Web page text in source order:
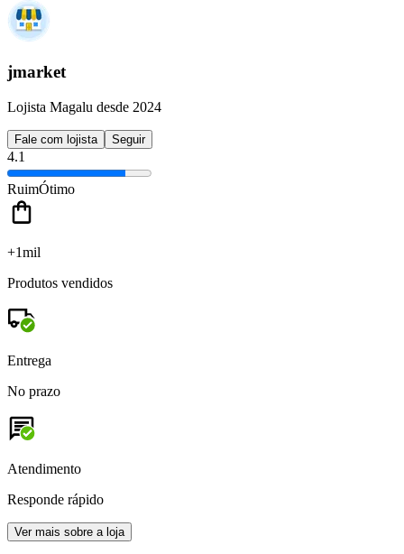
jmarket
Lojista Magalu desde 2024
Fale com lojista Seguir
4.1
RuimÓtimo
+1mil
Produtos vendidos
Entrega
No prazo
Atendimento
Responde rápido
Ver mais sobre a loja